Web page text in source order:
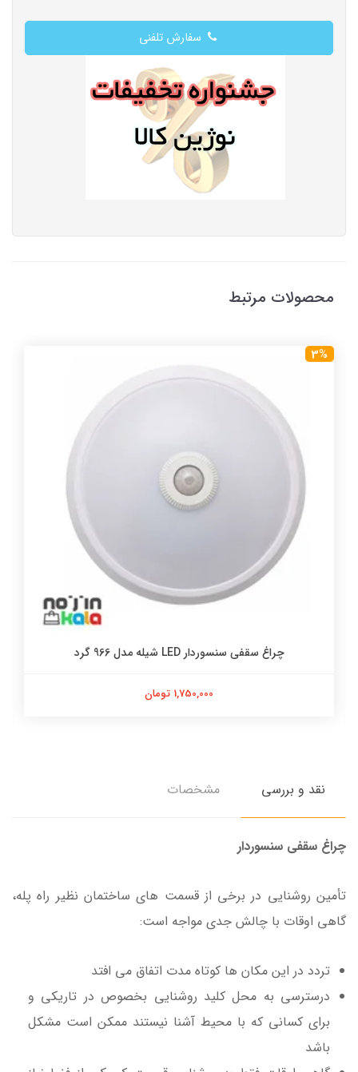
سفارش تلفنی
محصولات مرتبط
3%
چراغ سقفی سنسوردار LED شیله مدل 966 گرد
1,750,000 تومان
نقد و بررسی مشخصات
چراغ سقفی سنسوردار
تأمین روشنایی در برخی از قسمت های ساختمان نظیر راه پله،
گاهی اوقات با چالش جدی مواجه است:
تردد در این مکان ها کوتاه مدت اتفاق می افتد
درسترسی به محل کلید روشنایی بخصوص در تاریکی و
برای کسانی که با محیط آشنا نیستند ممکن است مشکل
باشد